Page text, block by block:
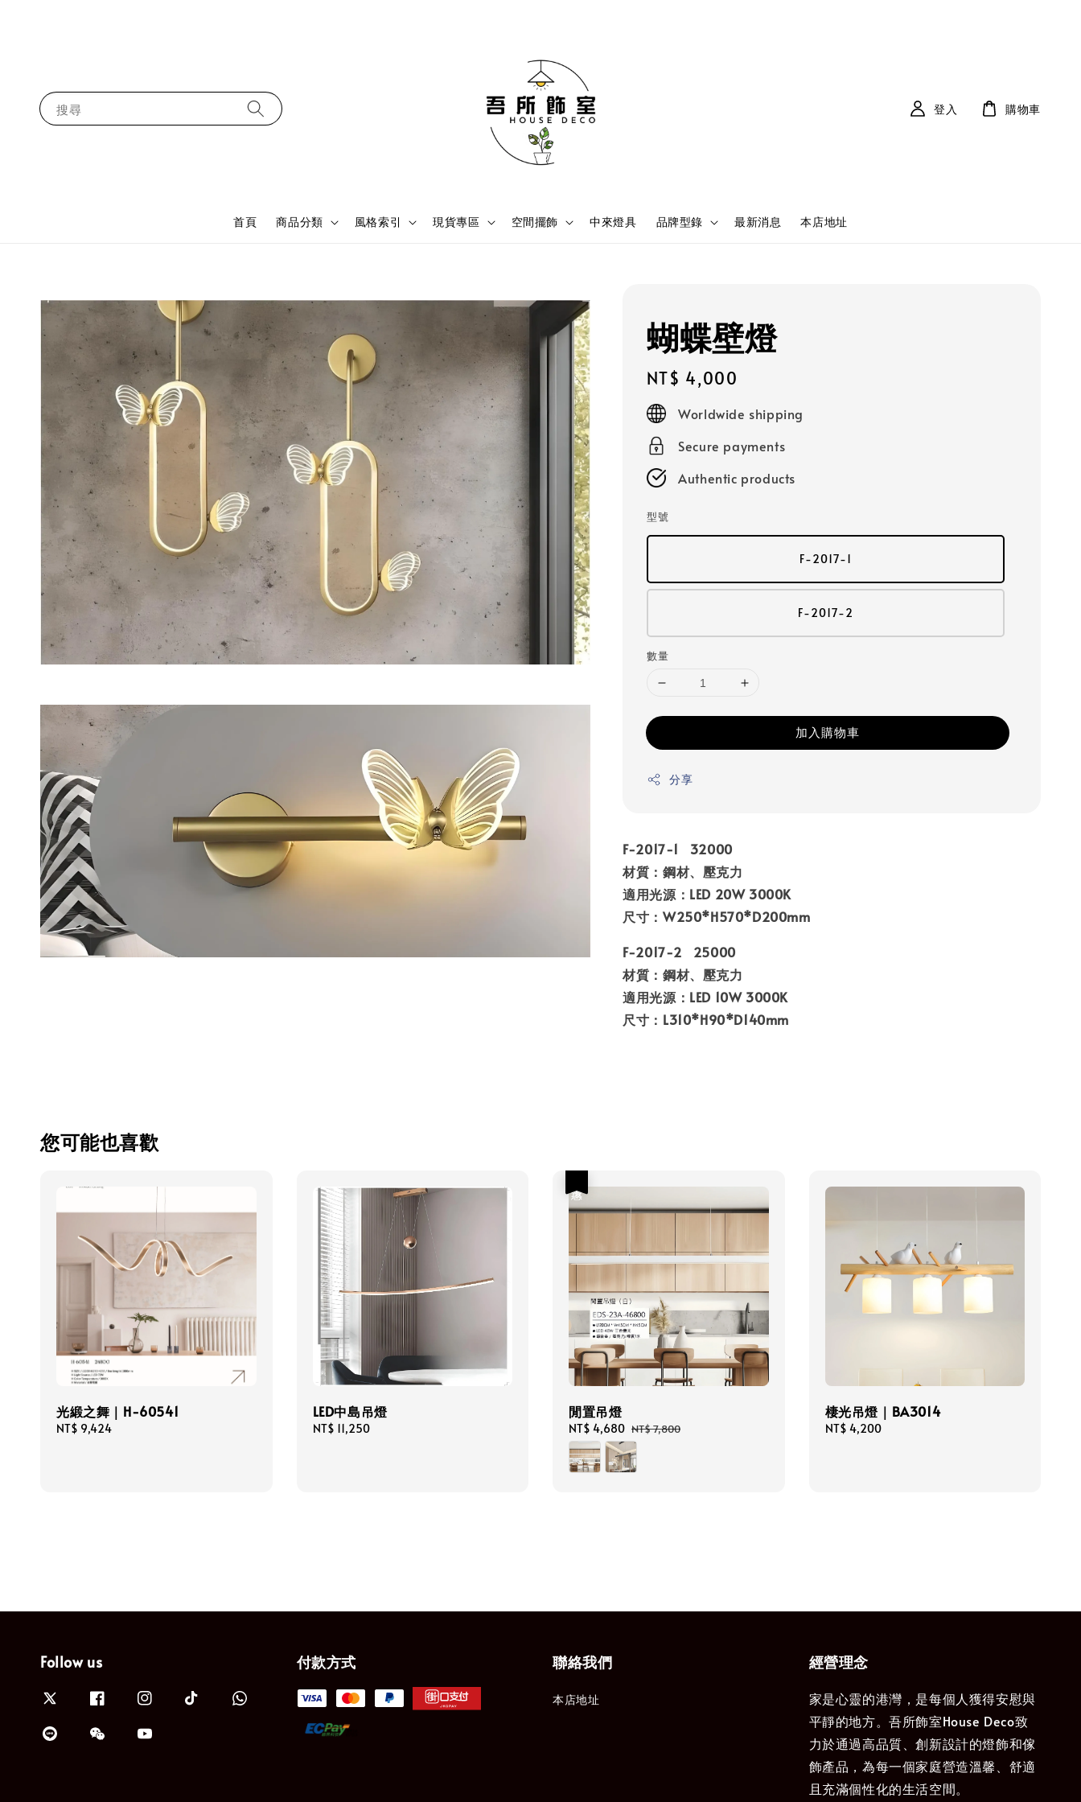
搜尋
首頁 商品分類 風格索引 現貨專區 空間擺飾 中來燈具 品牌型錄 最新消息 本店地址
登入 購物車
蝴蝶壁燈
Regular
price
NT$ 4,000
Worldwide shipping
Secure payments
Authentic products
型號
F-2017-1
F-2017-2
數量
加入購物車
分享
F-2017-1 32000
材質：鋼材、壓克力
適用光源：LED 20W 3000K
尺寸：W250*H570*D200mm
F-2017-2 25000
材質：鋼材、壓克力
適用光源：LED 10W 3000K
尺寸：L310*H90*D140mm
您可能也喜歡
光緞之舞｜H-60541
Regular
NT$ 9,424
LED中島吊燈
Regular
NT$ 11,250
閒置吊燈
Sale
price
NT$ 4,680 Regular
price
NT$ 7,800
棲光吊燈｜BA3014
Regular
NT$ 4,200
Follow us 付款方式 聯絡我們
本店地址
經營理念
家是心靈的港灣，是每個人獲得安慰與
平靜的地方。吾所飾室House Deco致
力於通過高品質、創新設計的燈飾和傢
飾產品，為每一個家庭營造溫馨、舒適
且充滿個性化的生活空間。